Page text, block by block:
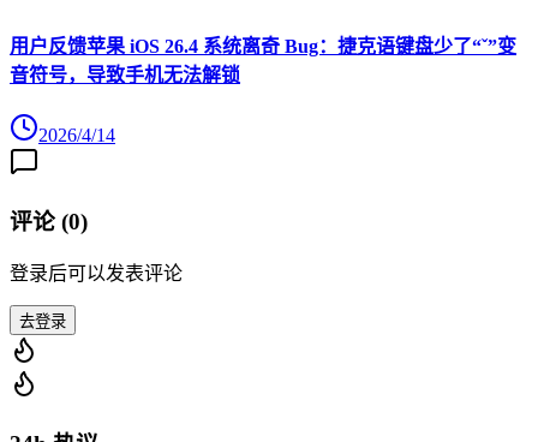
用户反馈苹果 iOS 26.4 系统离奇 Bug：捷克语键盘少了“ˇ”变
音符号，导致手机无法解锁
2026/4/14
评论 (0)
登录后可以发表评论
去登录